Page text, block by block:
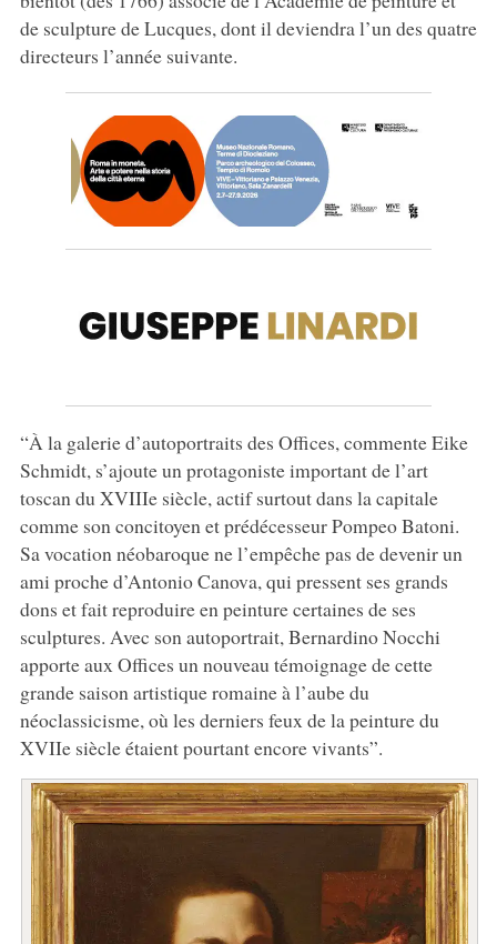
de sculpture de Lucques, dont il deviendra l’un des quatre
directeurs l’année suivante.
“À la galerie d’autoportraits des Offices, commente Eike
Schmidt, s’ajoute un protagoniste important de l’art
toscan du XVIIIe siècle, actif surtout dans la capitale
comme son concitoyen et prédécesseur Pompeo Batoni.
Sa vocation néobaroque ne l’empêche pas de devenir un
ami proche d’Antonio Canova, qui pressent ses grands
dons et fait reproduire en peinture certaines de ses
sculptures. Avec son autoportrait, Bernardino Nocchi
apporte aux Offices un nouveau témoignage de cette
grande saison artistique romaine à l’aube du
néoclassicisme, où les derniers feux de la peinture du
XVIIe siècle étaient pourtant encore vivants”.